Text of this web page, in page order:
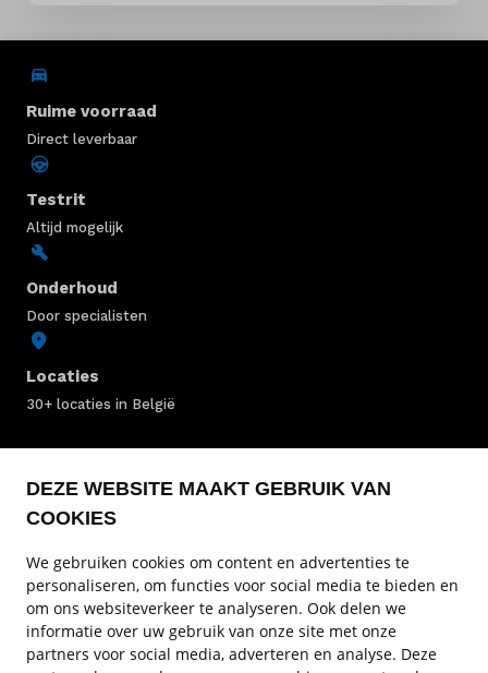
DEZE WEBSITE MAAKT GEBRUIK VAN
COOKIES
We gebruiken cookies om content en advertenties te
personaliseren, om functies voor social media te bieden en
om ons websiteverkeer te analyseren. Ook delen we
informatie over uw gebruik van onze site met onze
partners voor social media, adverteren en analyse. Deze
Ruime voorraad
Direct leverbaar
Testrit
Altijd mogelijk
Onderhoud
Door specialisten
Locaties
30+ locaties in België
Service & onderhoud
Personenwagens
Bestelwagens
Trucks